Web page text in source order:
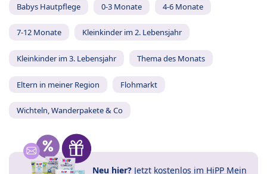
Babys Hautpflege 0-3 Monate 4-6 Monate
7-12 Monate Kleinkinder im 2. Lebensjahr
Kleinkinder im 3. Lebensjahr Thema des Monats
Eltern in meiner Region Flohmarkt
Wichteln, Wanderpakete & Co
Neu hier? Jetzt kostenlos im HiPP Mein